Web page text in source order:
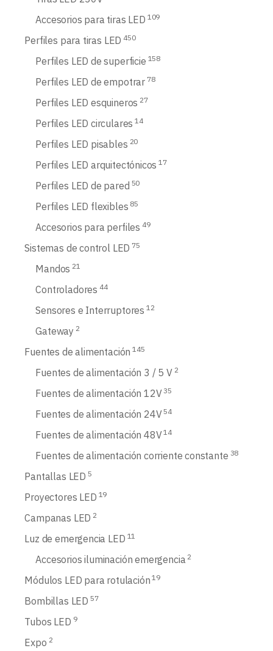
Accesorios para tiras LED 109
Perfiles para tiras LED 450
Perfiles LED de superficie 158
Perfiles LED de empotrar 78
Perfiles LED esquineros 27
Perfiles LED circulares 14
Perfiles LED pisables 20
Perfiles LED arquitectónicos 17
Perfiles LED de pared 50
Perfiles LED flexibles 85
Accesorios para perfiles 49
Sistemas de control LED 75
Mandos 21
Controladores 44
Sensores e Interruptores 12
Gateway 2
Fuentes de alimentación 145
Fuentes de alimentación 3 / 5 V 2
Fuentes de alimentación 12V 35
Fuentes de alimentación 24V 54
Fuentes de alimentación 48V 14
Fuentes de alimentación corriente constante 38
Pantallas LED 5
Proyectores LED 19
Campanas LED 2
Luz de emergencia LED 11
Accesorios iluminación emergencia 2
Módulos LED para rotulación 19
Bombillas LED 57
Tubos LED 9
Expo 2